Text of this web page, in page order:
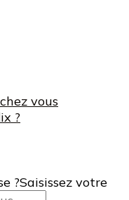
vous
?
?Saisissez votre